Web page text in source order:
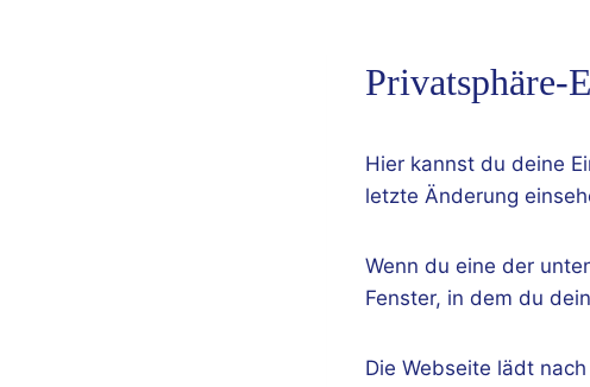
Privatsphäre-
Hier kannst du deine
letzte Änderung
Wenn du eine der
Fenster, in dem du
Die Webseite lädt